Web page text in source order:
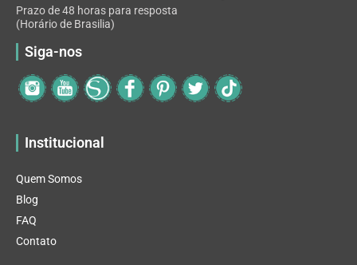
Prazo de 48 horas para resposta
(Horário de Brasilia)
Siga-nos
Institucional
Quem Somos
Blog
FAQ
Contato